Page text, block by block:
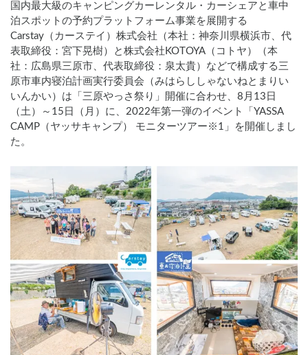
国内最大級のキャンピングカーレンタル・カーシェアと車中
泊スポットの予約プラットフォーム事業を展開する
Carstay（カーステイ）株式会社（本社：神奈川県横浜市、代
表取締役：宮下晃樹）と株式会社KOTOYA（コトヤ）（本
社：広島県三原市、代表取締役：泉太貴）などで構成する三
原市車内寝泊計画実行委員会（みはらししゃないねとまりい
いんかい）は「三原やっさ祭り」開催に合わせ、8月13日
（土）～15日（月）に、2022年第一弾のイベント「YASSA
CAMP（ヤッサキャンプ） モニターツアー※1」を開催しまし
た。